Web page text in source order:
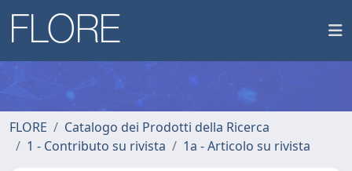
FLORE
Catalogo dei Prodotti della Ricerca
1 - Contributo su rivista
1a - Articolo su rivista